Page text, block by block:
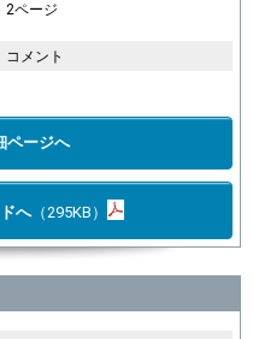
2ページ
コメント
ページへ
へ（295KB）